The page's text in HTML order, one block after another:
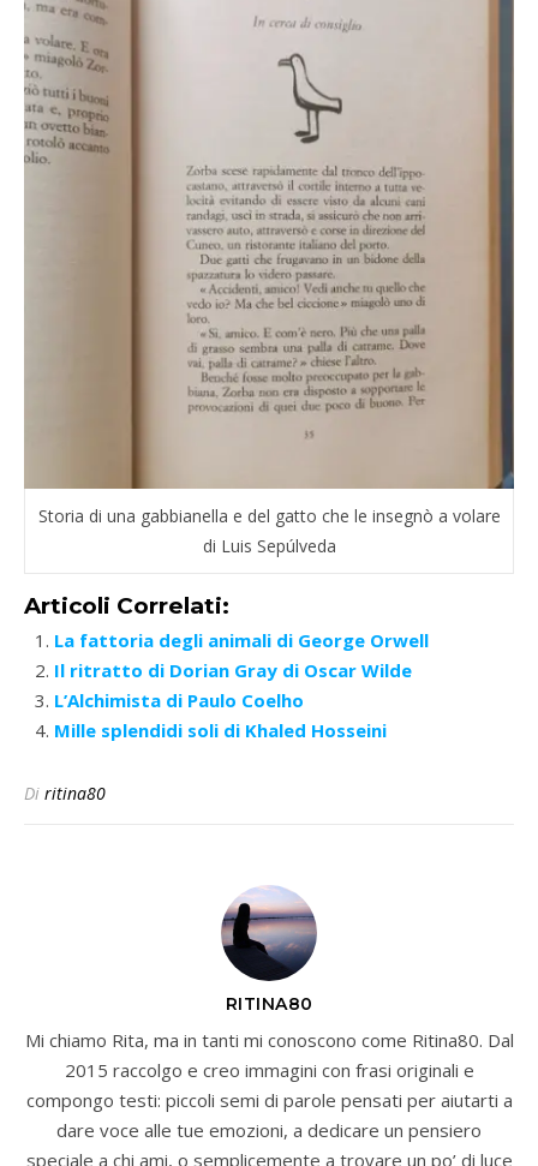
Storia di una gabbianella e del gatto che le insegnò a volare
di Luis Sepúlveda
Articoli Correlati:
La fattoria degli animali di George Orwell
Il ritratto di Dorian Gray di Oscar Wilde
L’Alchimista di Paulo Coelho
Mille splendidi soli di Khaled Hosseini
Di ritina80
RITINA80
Mi chiamo Rita, ma in tanti mi conoscono come Ritina80. Dal
2015 raccolgo e creo immagini con frasi originali e
compongo testi: piccoli semi di parole pensati per aiutarti a
dare voce alle tue emozioni, a dedicare un pensiero
speciale a chi ami, o semplicemente a trovare un po’ di luce